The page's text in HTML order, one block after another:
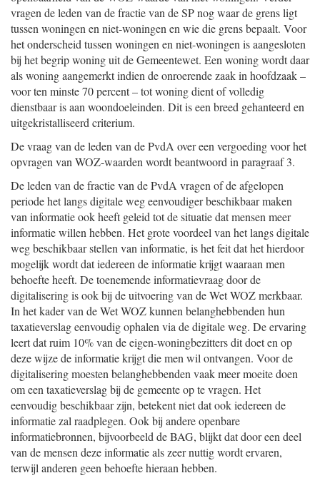
vragen de leden van de fractie van de SP nog waar de grens ligt
tussen woningen en niet-woningen en wie die grens bepaalt. Voor
het onderscheid tussen woningen en niet-woningen is aangesloten
bij het begrip woning uit de Gemeentewet. Een woning wordt daar
als woning aangemerkt indien de onroerende zaak in hoofdzaak –
voor ten minste 70 percent – tot woning dient of volledig
dienstbaar is aan woondoeleinden. Dit is een breed gehanteerd en
uitgekristalliseerd criterium.
De vraag van de leden van de PvdA over een vergoeding voor het
opvragen van WOZ-waarden wordt beantwoord in paragraaf 3.
De leden van de fractie van de PvdA vragen of de afgelopen
periode het langs digitale weg eenvoudiger beschikbaar maken
van informatie ook heeft geleid tot de situatie dat mensen meer
informatie willen hebben. Het grote voordeel van het langs digitale
weg beschikbaar stellen van informatie, is het feit dat het hierdoor
mogelijk wordt dat iedereen de informatie krijgt waaraan men
behoefte heeft. De toenemende informatievraag door de
digitalisering is ook bij de uitvoering van de Wet WOZ merkbaar.
In het kader van de Wet WOZ kunnen belanghebbenden hun
taxatieverslag eenvoudig ophalen via de digitale weg. De ervaring
leert dat ruim 10% van de eigen-woningbezitters dit doet en op
deze wijze de informatie krijgt die men wil ontvangen. Voor de
digitalisering moesten belanghebbenden vaak meer moeite doen
om een taxatieverslag bij de gemeente op te vragen. Het
eenvoudig beschikbaar zijn, betekent niet dat ook iedereen de
informatie zal raadplegen. Ook bij andere openbare
informatiebronnen, bijvoorbeeld de BAG, blijkt dat door een deel
van de mensen deze informatie als zeer nuttig wordt ervaren,
terwijl anderen geen behoefte hieraan hebben.